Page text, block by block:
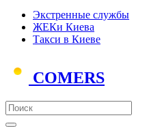
Экстренные службы
ЖЕКи Киева
Такси в Киеве
COMERS